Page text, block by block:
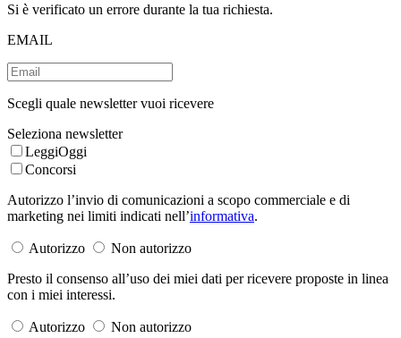
Si è verificato un errore durante la tua richiesta.
EMAIL
Scegli quale newsletter vuoi ricevere
Seleziona newsletter
LeggiOggi
Concorsi
Autorizzo l’invio di comunicazioni a scopo commerciale e di
marketing nei limiti indicati nell’informativa.
Autorizzo
Non autorizzo
Presto il consenso all’uso dei miei dati per ricevere proposte in linea
con i miei interessi.
Autorizzo
Non autorizzo